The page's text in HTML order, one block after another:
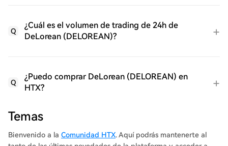
Q
¿Cuál es el volumen de trading de 24h de
DeLorean (DELOREAN)?
Q
¿Puedo comprar DeLorean (DELOREAN) en
HTX?
Temas
Bienvenido a la Comunidad HTX. Aquí podrás mantenerte al